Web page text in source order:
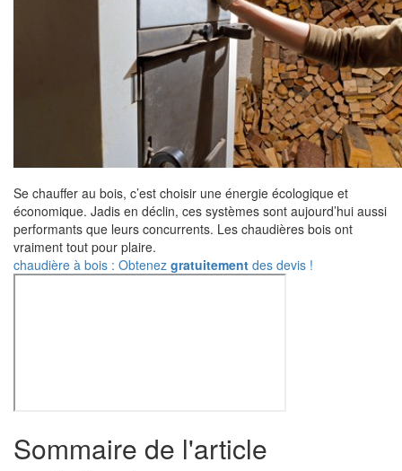
Se chauffer au bois, c’est choisir une énergie écologique et
économique. Jadis en déclin, ces systèmes sont aujourd’hui aussi
performants que leurs concurrents. Les chaudières bois ont
vraiment tout pour plaire.
chaudière à bois : Obtenez gratuitement des devis !
Sommaire de l'article